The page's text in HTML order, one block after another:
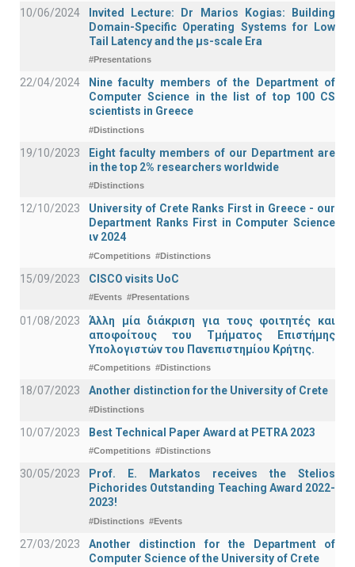
10/06/2024
Invited Lecture: Dr Marios Kogias: Building
Domain-Specific Operating Systems for Low
Tail Latency and the μs-scale Era
#Presentations
22/04/2024
Nine faculty members of the Department of
Computer Science in the list of top 100 CS
scientists in Greece
#Distinctions
19/10/2023
Eight faculty members of our Department are
in the top 2% researchers worldwide
#Distinctions
12/10/2023
University of Crete Ranks First in Greece - our
Department Ranks First in Computer Science
ιν 2024
#Competitions #Distinctions
15/09/2023 CISCO visits UoC
#Events #Presentations
01/08/2023
Άλλη μία διάκριση για τους φοιτητές και
αποφοίτους του Τμήματος Επιστήμης
Υπολογιστών του Πανεπιστημίου Κρήτης.
#Competitions #Distinctions
18/07/2023 Another distinction for the University of Crete
#Distinctions
10/07/2023 Best Technical Paper Award at PETRA 2023
#Competitions #Distinctions
30/05/2023
Prof. E. Markatos receives the Stelios
Pichorides Outstanding Teaching Award 2022-
2023!
#Distinctions #Events
27/03/2023
Another distinction for the Department of
Computer Science of the University of Crete